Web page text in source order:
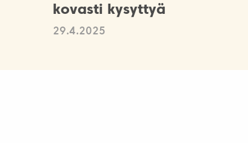
kovasti kysyttyä
29.4.2025